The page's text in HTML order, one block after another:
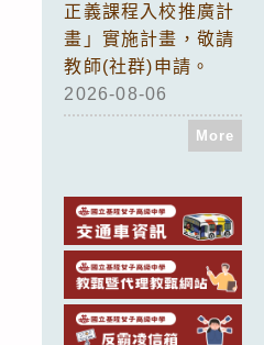
正義課程入校推廣計
畫」實施計畫，敬請
教師(社群)申請。
2026-08-06
More